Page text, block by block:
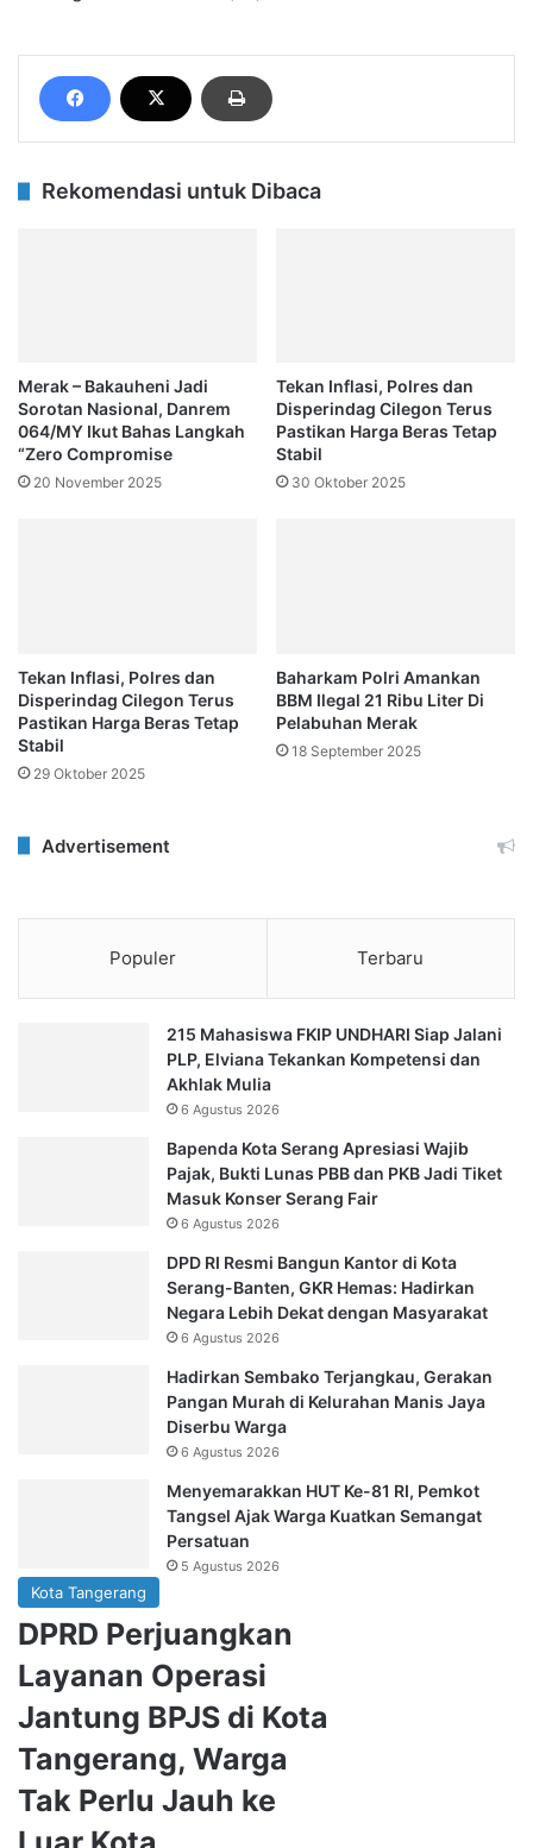
Rekomendasi untuk Dibaca
Merak – Bakauheni Jadi
Sorotan Nasional, Danrem
064/MY Ikut Bahas Langkah
“Zero Compromise
20 November 2025
‎Tekan Inflasi, Polres dan
Disperindag Cilegon Terus
Pastikan Harga Beras Tetap
Stabil
30 Oktober 2025
Tekan Inflasi, Polres dan
Disperindag Cilegon Terus
Pastikan Harga Beras Tetap
Stabil
29 Oktober 2025
Baharkam Polri Amankan
BBM Ilegal 21 Ribu Liter Di
Pelabuhan Merak
18 September 2025
Advertisement
Populer Terbaru
215 Mahasiswa FKIP UNDHARI Siap Jalani
PLP, Elviana Tekankan Kompetensi dan
Akhlak Mulia
6 Agustus 2026
Bapenda Kota Serang Apresiasi Wajib
Pajak, Bukti Lunas PBB dan PKB Jadi Tiket
Masuk Konser Serang Fair
6 Agustus 2026
DPD RI Resmi Bangun Kantor di Kota
Serang-Banten, GKR Hemas: Hadirkan
Negara Lebih Dekat dengan Masyarakat
6 Agustus 2026
Hadirkan Sembako Terjangkau, Gerakan
Pangan Murah di Kelurahan Manis Jaya
Diserbu Warga
6 Agustus 2026
Menyemarakkan HUT Ke-81 RI, Pemkot
Tangsel Ajak Warga Kuatkan Semangat
Persatuan
5 Agustus 2026